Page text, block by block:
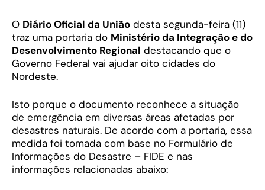
O Diário Oficial da União desta segunda-feira (11)
traz uma portaria do Ministério da Integração e do
Desenvolvimento Regional destacando que o
Governo Federal vai ajudar oito cidades do
Nordeste.
Isto porque o documento reconhece a situação
de emergência em diversas áreas afetadas por
desastres naturais. De acordo com a portaria, essa
medida foi tomada com base no Formulário de
Informações do Desastre – FIDE e nas
informações relacionadas abaixo: